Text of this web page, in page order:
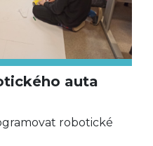
auta
robotické